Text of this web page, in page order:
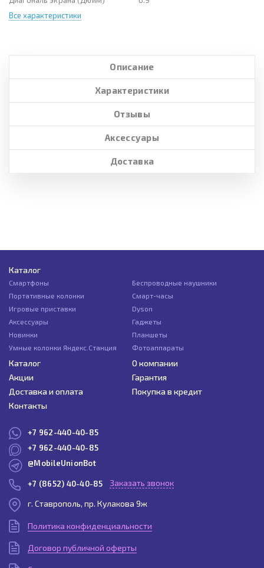
Все характеристики
Описание
Характеристики
Отзывы
Аксессуары
Доставка
Каталог
Смартфоны
Беспроводные наушники
Портативные колонки
Смарт-часы
Игровые приставки
Dyson
Аксессуары
Гаджеты
Новинки
Планшеты
Умные колонки Яндекс.Станция
Фотоаппараты
Каталог
О компании
Акции
Гарантия
Доставка и оплата
Покупка в кредит
Контакты
+7 962-440-40-85
+7 962-440-40-85
@MobileUnionBot
+7 (8652) 40-40-85 Заказать звонок
г. Ставрополь, пр. Кулакова 9ж
Политика конфиденциальности
Договор публичной оферты